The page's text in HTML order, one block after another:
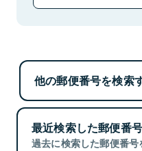
他の郵便番号を検索
最近検索した郵便番号
過去に検索した郵便番号